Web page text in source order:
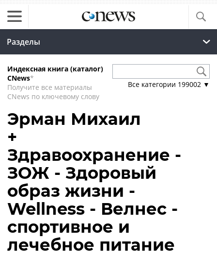
Разделы
Индексная книга (каталог)
CNews*
Получите все материалы
CNews по ключевому слову
Все категории 199002 ▼
Эрман Михаил
+
Здравоохранение -
ЗОЖ - Здоровый
образ жизни -
Wellness - Велнес -
спортивное и
лечебное питание